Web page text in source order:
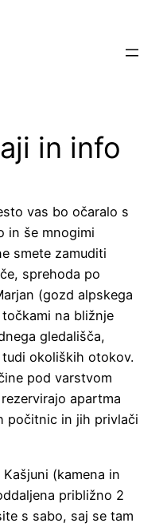
in info
vas bo očaralo s
in še mnogimi
smete zamuditi
sprehoda po
(gozd alpskega
na bližnje
gledališča,
okoliških otokov.
pod varstvom
apartma
počitnic in jih privlači
(kamena in
približno 2
s sabo, saj se tam